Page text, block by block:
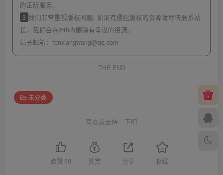
的正版服务。
3 我们非常重视版权问题, 如果有侵犯版权的资源请尽快联系站
长，我们会在24h内删除有争议的资源。
站长邮箱： fenxiangwang@qq.com
THE END
未分类
喜欢就支持一下吧
点赞 90 赞赏 分享 收藏